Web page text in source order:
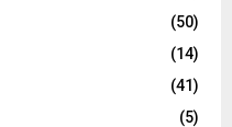
(50)
(14)
(41)
(5)